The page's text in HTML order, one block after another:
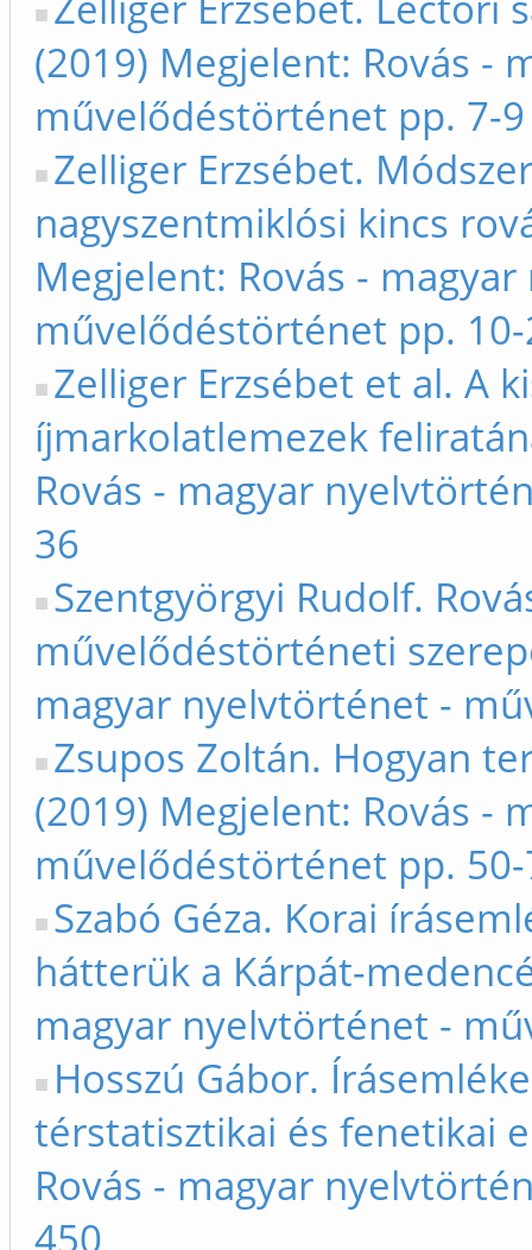
(2019) Megjelent: Rovás -
művelődéstörténet pp. 7-9
Zelliger Erzsébet.
nagyszentmiklósi kincs
Megjelent: Rovás -
művelődéstörténet pp.
Zelliger Erzsébet et al. A
íjmarkolatlemezek
Rovás - magyar
36
Szentgyörgyi Rudolf.
művelődéstörténeti
magyar nyelvtörténet -
Zsupos Zoltán. Hogyan
(2019) Megjelent: Rovás -
művelődéstörténet pp.
Szabó Géza. Korai
hátterük a Kárpát-
magyar nyelvtörténet -
Hosszú Gábor.
térstatisztikai és fenetikai
Rovás - magyar
450